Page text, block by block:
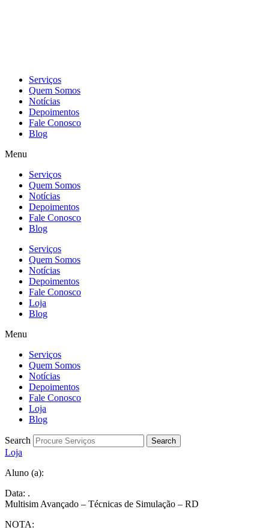
Serviços
Quem Somos
Notícias
Depoimentos
Fale Conosco
Blog
Menu
Serviços
Quem Somos
Notícias
Depoimentos
Fale Conosco
Blog
Serviços
Quem Somos
Notícias
Depoimentos
Fale Conosco
Loja
Blog
Menu
Serviços
Quem Somos
Notícias
Depoimentos
Fale Conosco
Loja
Blog
Search Search
Loja
Aluno (a):
Data: .
Multisim Avançado – Técnicas de Simulação – RD
NOTA: